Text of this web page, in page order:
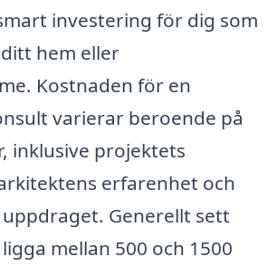
investering för dig som
hem eller
Kostnaden för en
varierar beroende på
inklusive projektets
erfarenhet och
Generellt sett
mellan 500 och 1500